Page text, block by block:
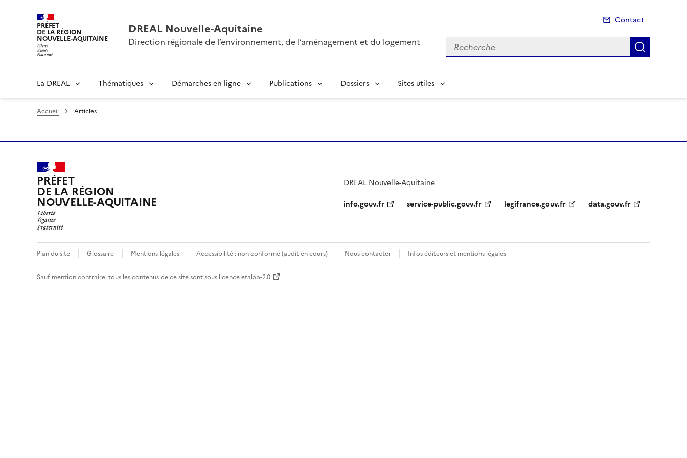
PRÉFET
DE LA RÉGION
NOUVELLE-AQUITAINE
DREAL Nouvelle-Aquitaine
Direction régionale de l’environnement, de l’aménagement et du logement
Contact
Recherche
La DREAL Thématiques Démarches en ligne Publications Dossiers Sites utiles
Accueil Articles
PRÉFET
DE LA RÉGION
NOUVELLE-AQUITAINE
DREAL Nouvelle-Aquitaine
info.gouv.fr
service-public.gouv.fr legifrance.gouv.fr data.gouv.fr
Plan du site Glossaire Mentions légales Accessibilité : non conforme (audit en cours) Nous contacter Infos éditeurs et mentions légales
Sauf mention contraire, tous les contenus de ce site sont sous licence etalab-2.0